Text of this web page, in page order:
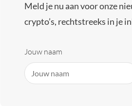
Meld je nu aan voor onze
crypto’s, rechtstreeks in je
Jouw naam